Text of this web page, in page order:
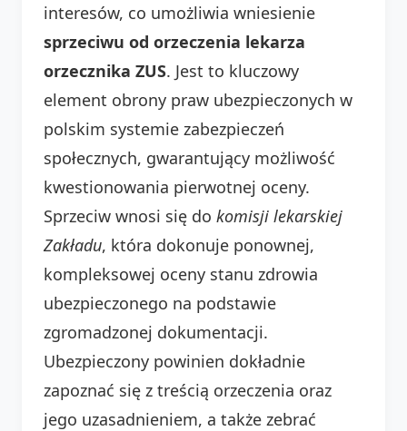
interesów, co umożliwia wniesienie
sprzeciwu od orzeczenia lekarza
orzecznika ZUS. Jest to kluczowy
element obrony praw ubezpieczonych w
polskim systemie zabezpieczeń
społecznych, gwarantujący możliwość
kwestionowania pierwotnej oceny.
Sprzeciw wnosi się do komisji lekarskiej
Zakładu, która dokonuje ponownej,
kompleksowej oceny stanu zdrowia
ubezpieczonego na podstawie
zgromadzonej dokumentacji.
Ubezpieczony powinien dokładnie
zapoznać się z treścią orzeczenia oraz
jego uzasadnieniem, a także zebrać